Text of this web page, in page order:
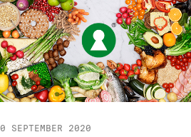
SEPTEMBER 2020